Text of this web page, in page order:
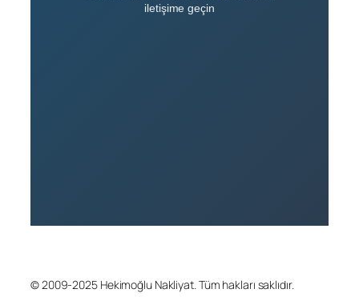
iletişime geçin
© 2009-2025 Hekimoğlu Nakliyat. Tüm hakları saklıdır.